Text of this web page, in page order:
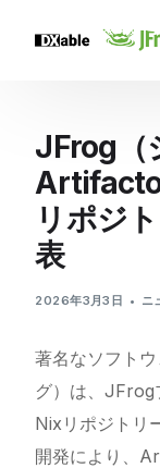
JFrog（
リポジ
表
2026年3月3日 ニ
著名なソフト
グ）は、JFrog
Nixリポジトリ
開発により、